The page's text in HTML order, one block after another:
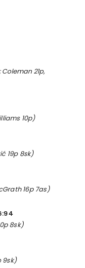
21p,
10p)
19p 8sk)
16p 7as)
8sk)
9sk)